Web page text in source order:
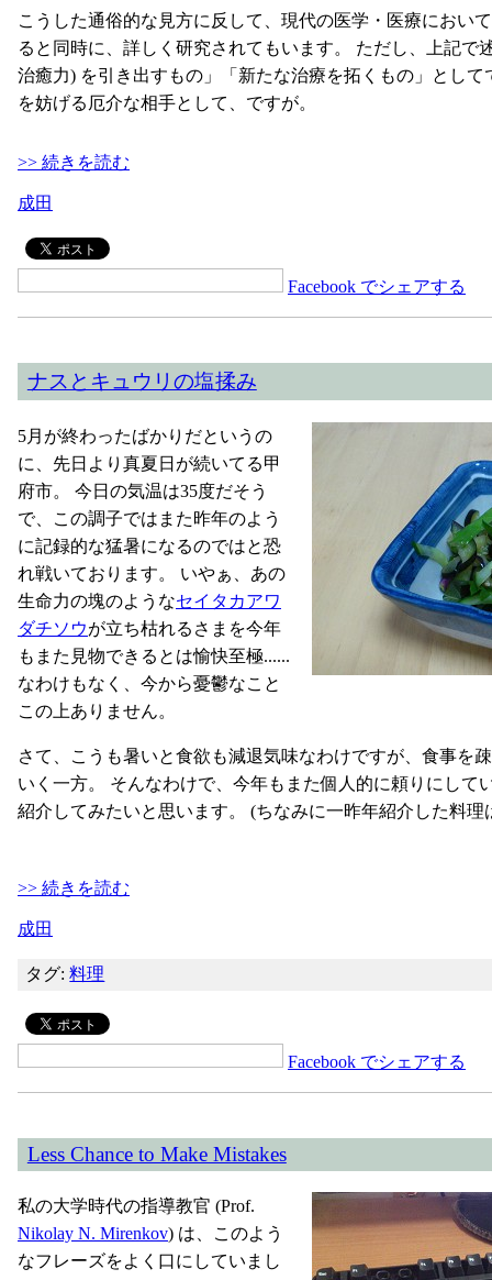
こうした通俗的な見方に反して、現代の医学・医療におい
ると同時に、詳しく研究されてもいます。 ただし、上記で
治癒力) を引き出すもの」「新たな治療を拓くもの」とし
を妨げる厄介な相手として、ですが。
>> 続きを読む
成田
Facebook でシェアする
ナスとキュウリの塩揉み
5月が終わったばかりだというの
に、先日より真夏日が続いてる甲
府市。 今日の気温は35度だそう
で、この調子ではまた昨年のよう
に記録的な猛暑になるのではと恐
れ戦いております。 いやぁ、あの
生命力の塊のようなセイタカアワ
ダチソウが立ち枯れるさまを今年
もまた見物できるとは愉快至極......
なわけもなく、今から憂鬱なこと
この上ありません。
さて、こうも暑いと食欲も減退気味なわけですが、食事を
いく一方。 そんなわけで、今年もまた個人的に頼りにして
紹介してみたいと思います。 (ちなみに一昨年紹介した料
>> 続きを読む
成田
タグ:料理
Facebook でシェアする
Less Chance to Make Mistakes
私の大学時代の指導教官 (Prof.
Nikolay N. Mirenkov) は、このよう
なフレーズをよく口にしていまし